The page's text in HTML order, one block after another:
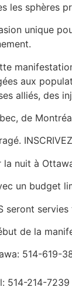
les sphères
unique
aux
alliés, des
de
la nuit à
un budget
seront
de la
514-619-
514-214-7239